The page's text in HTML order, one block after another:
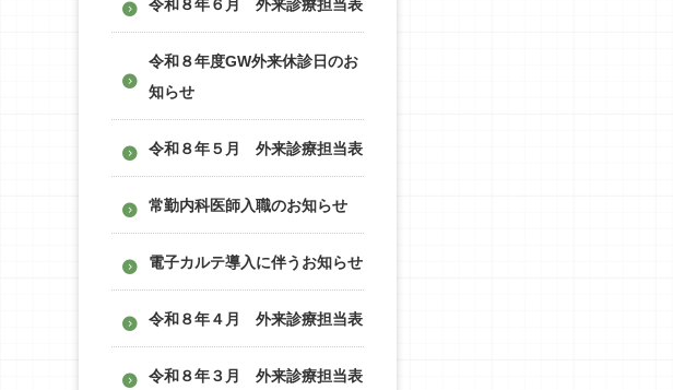
令和８年６月 外来診療担当表
令和８年度GW外来休診日のお
知らせ
令和８年５月 外来診療担当表
常勤内科医師入職のお知らせ
電子カルテ導入に伴うお知らせ
令和８年４月 外来診療担当表
令和８年３月 外来診療担当表